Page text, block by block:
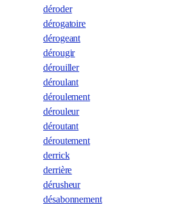
déroder
dérogatoire
dérogeant
dérougir
dérouiller
déroulant
déroulement
dérouleur
déroutant
déroutement
derrick
derrière
dérusheur
désabonnement